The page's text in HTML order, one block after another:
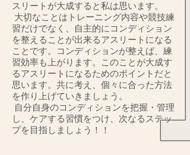
スリートが大成すると私は思います。
大切なことはトレーニング内容や競技練
習だけでなく、自主的にコンディション
を整えることが出来るアスリートになる
ことです。コンディションが整えば、練
習効率も上がります。このことが大成す
るアスリートになるためのポイントだと
思います。共に考え、個々に合った方法
を作り上げていきましょう。
自分自身のコンディションを把握・管理
し、ケアする習慣をつけ、次なるステッ
プを目指しましょう！！